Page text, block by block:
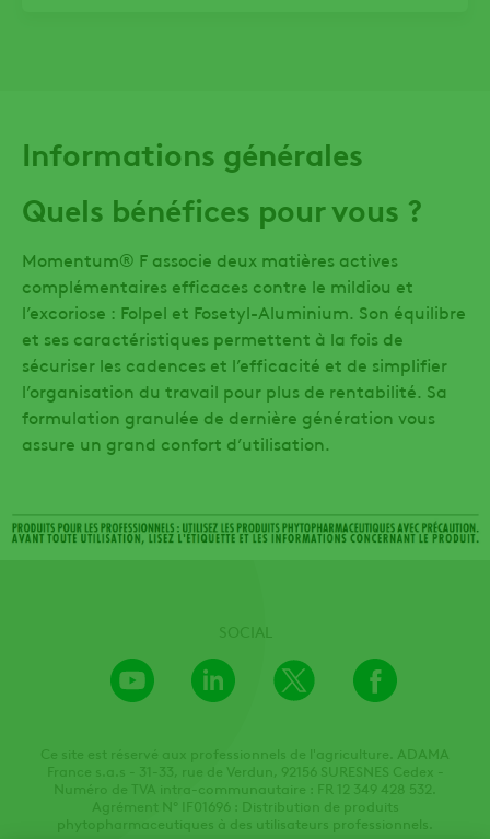
Informations générales
Quels bénéfices pour vous ?
Momentum® F associe deux matières actives
complémentaires efficaces contre le mildiou et
l’excoriose : Folpel et Fosetyl-Aluminium. Son équilibre
et ses caractéristiques permettent à la fois de
sécuriser les cadences et l’efficacité et de simplifier
l’organisation du travail pour plus de rentabilité. Sa
formulation granulée de dernière génération vous
assure un grand confort d’utilisation.
Youtube
Channel
LinkedIn
Ce site est réservé aux professionnels de l'agriculture. ADAMA
France s.a.s - 31-33, rue de Verdun, 92156 SURESNES Cedex -
Numéro de TVA intra-communautaire : FR 12 349 428 532.
Agrément N° IF01696 : Distribution de produits
phytopharmaceutiques à des utilisateurs professionnels.